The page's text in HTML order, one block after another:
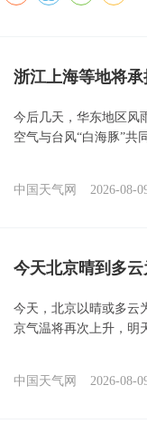
浙江上海等地将
今后几天，华东地区风
空气与台风“白海豚”共
中国天气网 2026-08-
今天北京晴到多
今天，北京以晴或多云
京气温将再次上升，明
中国天气网 2026-08-